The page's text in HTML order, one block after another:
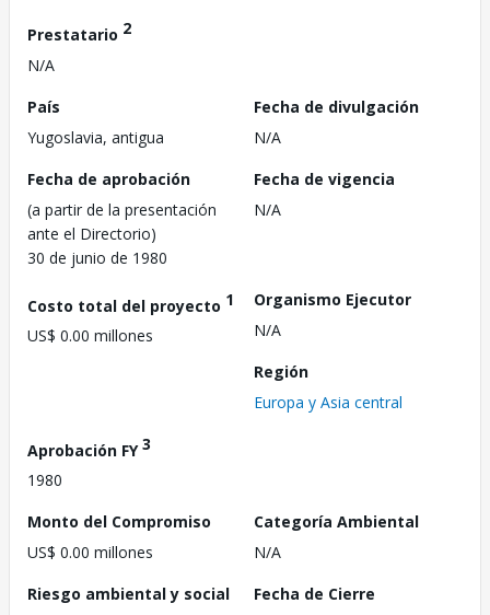
Prestatario 2
N/A
País
Yugoslavia, antigua
Fecha de divulgación
N/A
Fecha de aprobación
(a partir de la presentación
ante el Directorio)
30 de junio de 1980
Fecha de vigencia
N/A
Costo total del proyecto 1
US$ 0.00 millones
Organismo Ejecutor
N/A
Región
Europa y Asia central
Aprobación FY3
1980
Monto del Compromiso
US$ 0.00 millones
Categoría Ambiental
N/A
Riesgo ambiental y social
Fecha de Cierre